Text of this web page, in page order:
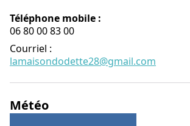
Téléphone mobile :
06 80 00 83 00
Courriel :
lamaisondodette28@gmail.com
Météo